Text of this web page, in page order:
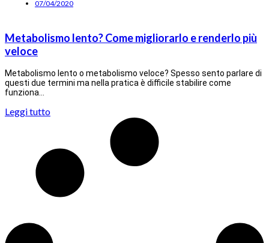
07/04/2020
Metabolismo lento? Come migliorarlo e renderlo più
veloce
Metabolismo lento o metabolismo veloce? Spesso sento parlare di
questi due termini ma nella pratica è difficile stabilire come
funziona…
Leggi tutto